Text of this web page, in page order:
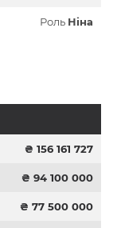
Роль Ніна
₴ 156 161 727
₴ 94 100 000
₴ 77 500 000